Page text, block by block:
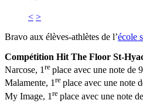
< >
Bravo aux élèves-athlètes de l’école
Compétition Hit The Floor St-
Narcose, 1 re place avec une note de
Malamente, 1re place avec une note
My Image, 1 re place avec une note